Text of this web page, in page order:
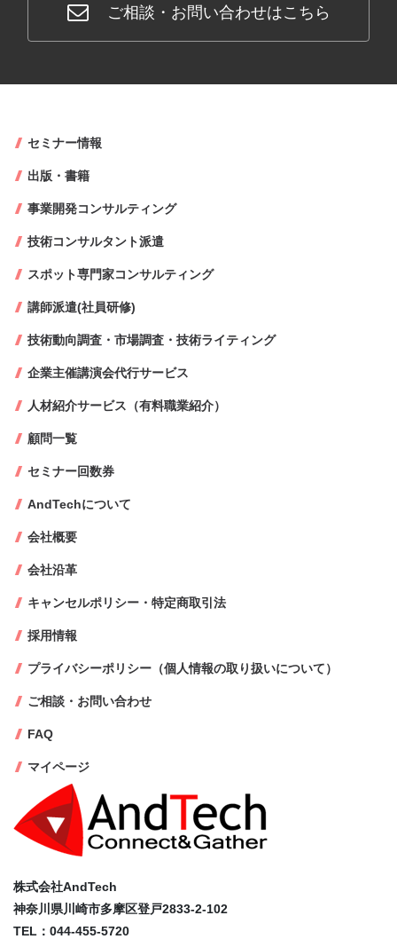
ご相談・お問い合わせはこちら
株式会社AndTech
神奈川県川崎市多摩区登戸2833-2-102
TEL：044-455-5720
セミナー情報
出版・書籍
事業開発コンサルティング
技術コンサルタント派遣
スポット専門家コンサルティング
講師派遣(社員研修)
技術動向調査・市場調査・技術ライティング
企業主催講演会代行サービス
人材紹介サービス（有料職業紹介）
顧問一覧
セミナー回数券
AndTechについて
会社概要
会社沿革
キャンセルポリシー・特定商取引法
採用情報
プライバシーポリシー（個人情報の取り扱いについて）
ご相談・お問い合わせ
FAQ
マイページ